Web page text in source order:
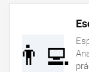
👨‍💻